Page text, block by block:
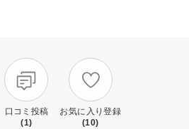
口コミ投稿
(1)
お気に入り登録
(10)